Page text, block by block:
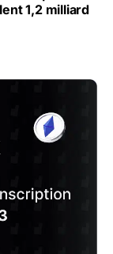
1,2 milliard